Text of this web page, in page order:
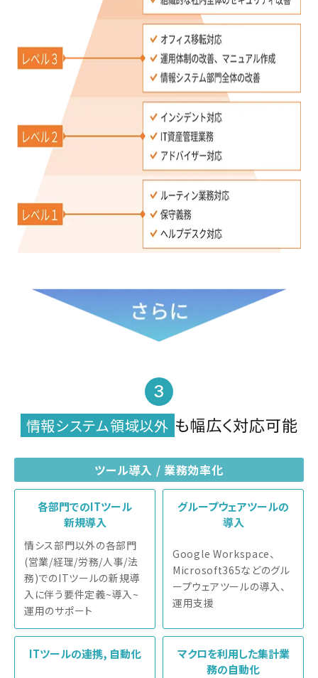
3
情報システム領域以外 も幅広く対応可能
ツール導入 / 業務効率化
各部門でのITツール
新規導入
情シス部門以外の各部門
(営業/経理/労務/人事/法
務)でのITツールの新規導
入に伴う要件定義~導入~
運用のサポート
グループウェアツールの
導入
Google Workspace、
Microsoft365などのグル
ープウェアツールの導入、
運用支援
ITツールの連携, 自動化
マクロを利用した集計業
務の自動化